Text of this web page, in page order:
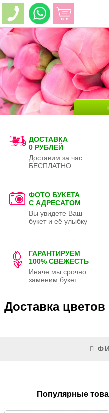
ДОСТАВКА
0 РУБЛЕЙ
Доставим за час
БЕСПЛАТНО
ФОТО БУКЕТА
С АДРЕСАТОМ
Вы увидете Ваш
букет и её улыбку
ГАРАНТИРУЕМ
100% СВЕЖЕСТЬ
Иначе мы срочно
заменим букет
Доставка
Популярные